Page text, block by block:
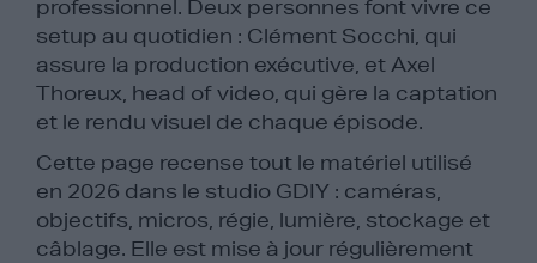
professionnel. Deux personnes font vivre ce
setup au quotidien : Clément Socchi, qui
assure la production exécutive, et Axel
Thoreux, head of video, qui gère la captation
et le rendu visuel de chaque épisode.
Cette page recense tout le matériel utilisé
en 2026 dans le studio GDIY : caméras,
objectifs, micros, régie, lumière, stockage et
câblage. Elle est mise à jour régulièrement